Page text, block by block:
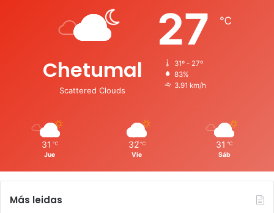
Chetumal
Scattered Clouds
27 ℃
31º - 27º
83%
3.91 km/h
31 ℃
Jue
32 ℃
Vie
31 ℃
Sáb
Más leidas